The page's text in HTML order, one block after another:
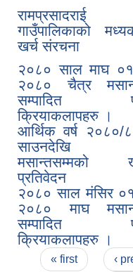
रामप्रसादराई
गाउँपालिकाको
खर्च संरचना
२०८० साल माघ
२०८० चैत्र
सम्पादित
क्रियाकलापहरु ।
आर्थिक वर्ष २०८०/
साउनदेखि
मसान्तसम्मको
प्रतिवेदन
२०८० साल मंसिर
२०८० माघ
सम्पादित
क्रियाकलापहरु ।
Pages
« first ‹